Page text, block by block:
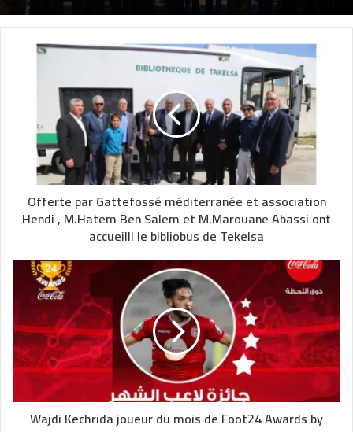
Offerte par Gattefossé méditerranée et association
Hendi , M.Hatem Ben Salem et M.Marouane Abassi ont
accueilli le bibliobus de Tekelsa
Wajdi Kechrida joueur du mois de Foot24 Awards by